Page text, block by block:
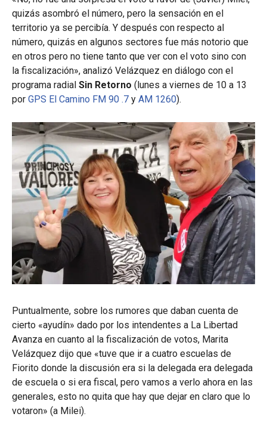
quizás asombró el número, pero la sensación en el
territorio ya se percibía. Y después con respecto al
número, quizás en algunos sectores fue más notorio que
en otros pero no tiene tanto que ver con el voto sino con
la fiscalización», analizó Velázquez en diálogo con el
programa radial Sin Retorno (lunes a viernes de 10 a 13
por GPS El Camino FM 90 .7 y AM 1260).
Puntualmente, sobre los rumores que daban cuenta de
cierto «ayudín» dado por los intendentes a La Libertad
Avanza en cuanto al la fiscalización de votos, Marita
Velázquez dijo que «tuve que ir a cuatro escuelas de
Fiorito donde la discusión era si la delegada era delegada
de escuela o si era fiscal, pero vamos a verlo ahora en las
generales, esto no quita que hay que dejar en claro que lo
votaron» (a Milei).